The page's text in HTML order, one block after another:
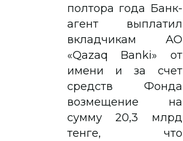
полтора года Банк-
агент выплатил
вкладчикам АО
«Qazaq Banki» от
имени и за счет
средств Фонда
возмещение на
сумму 20,3 млрд
тенге, что